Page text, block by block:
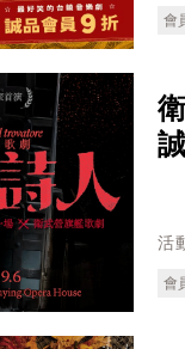
會
活
會